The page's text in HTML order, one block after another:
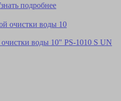
подробнее
воды 10" PS-1010 S UN